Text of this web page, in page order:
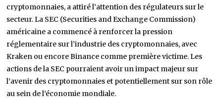
cryptomonnaies, a attiré l’attention des régulateurs sur le
secteur. La SEC (Securities and Exchange Commission)
américaine a commencé à renforcer la pression
réglementaire sur l’industrie des cryptomonnaies, avec
Kraken ou encore Binance comme première victime. Les
actions de la SEC pourraient avoir un impact majeur sur
l’avenir des cryptomonnaies et potentiellement sur son rôle
au sein de l’économie mondiale.